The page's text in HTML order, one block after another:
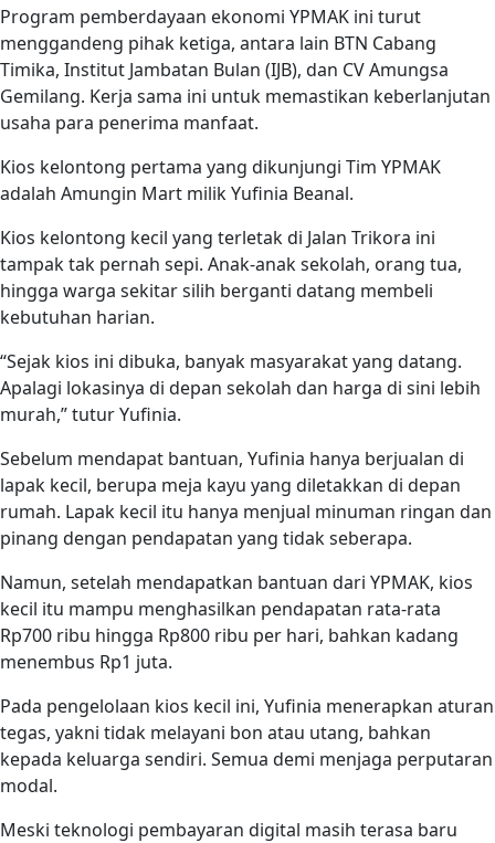
Program pemberdayaan ekonomi YPMAK ini turut
menggandeng pihak ketiga, antara lain BTN Cabang
Timika, Institut Jambatan Bulan (IJB), dan CV Amungsa
Gemilang. Kerja sama ini untuk memastikan keberlanjutan
usaha para penerima manfaat.
Kios kelontong pertama yang dikunjungi Tim YPMAK
adalah Amungin Mart milik Yufinia Beanal.
Kios kelontong kecil yang terletak di Jalan Trikora ini
tampak tak pernah sepi. Anak-anak sekolah, orang tua,
hingga warga sekitar silih berganti datang membeli
kebutuhan harian.
“Sejak kios ini dibuka, banyak masyarakat yang datang.
Apalagi lokasinya di depan sekolah dan harga di sini lebih
murah,” tutur Yufinia.
Sebelum mendapat bantuan, Yufinia hanya berjualan di
lapak kecil, berupa meja kayu yang diletakkan di depan
rumah. Lapak kecil itu hanya menjual minuman ringan dan
pinang dengan pendapatan yang tidak seberapa.
Namun, setelah mendapatkan bantuan dari YPMAK, kios
kecil itu mampu menghasilkan pendapatan rata-rata
Rp700 ribu hingga Rp800 ribu per hari, bahkan kadang
menembus Rp1 juta.
Pada pengelolaan kios kecil ini, Yufinia menerapkan aturan
tegas, yakni tidak melayani bon atau utang, bahkan
kepada keluarga sendiri. Semua demi menjaga perputaran
modal.
Meski teknologi pembayaran digital masih terasa baru